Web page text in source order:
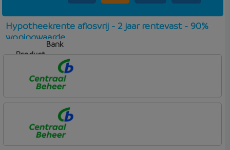
Hypotheekrente aflosvrij - 2 jaar rentevast - 90%
woningwaarde
Bank
Product
Centraal Beheer
Leef Hypotheek